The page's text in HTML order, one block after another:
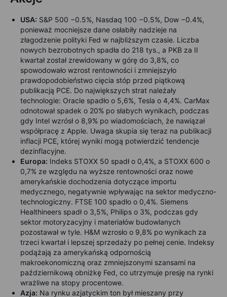
USA: S&P 500 −0.5%, Nasdaq 100 −0.5%, Dow −0.4%,
ponieważ mocniejsze dane osłabiły nadzieje na
złagodzenie polityki Fed w najbliższym czasie. Liczba
nowych bezrobotnych spadła do 218 tys., a PKB za II
kwartał został zrewidowany w górę do 3,8%, co
spowodowało wzrost rentowności i zmniejszyło
prawdopodobieństwo cięcia stóp przed piątkową
publikacją PCE. Do największych strat należały
technologie: Oracle spadło o 5,6%, Tesla o 4,4%. CarMax
odnotował spadek o 20% po słabych wynikach, podczas
gdy Intel wzrósł o 8,9% po wiadomościach, że nawiązał
współpracę z Apple. Uwaga skupia się teraz na publikacji
inflacji PCE, której wyniki mogą potwierdzić tendencje
dezinflacyjne.
Europa: Indeks STOXX 50 spadł o 0,4%, a STOXX 600 o
0,7% ze względu na wyższe rentowności oraz nowe
amerykańskie dochodzenia dotyczące importu
medycznego, negatywnie wpływając na sektor medyczno-
technologiczny. FTSE 100 spadło o 0,4%. Siemens
Healthineers spadł o 3,5%, Philips o 3%, podczas gdy
sektor motoryzacyjny i materiałów budowlanych
pozostawał w tyle. H&M wzrosło o 9,8% po wynikach za
trzeci kwartał i lepszej sprzedaży po pełnej cenie. Indeksy
podążają za amerykańską odpornością
makroekonomiczną oraz zmniejszonymi szansami na
październikową obniżkę Fed, co utrzymuje presję na rynki
wrażliwe na stopy procentowe.
Azja: Na rynku azjatyckim ton był mieszany przy